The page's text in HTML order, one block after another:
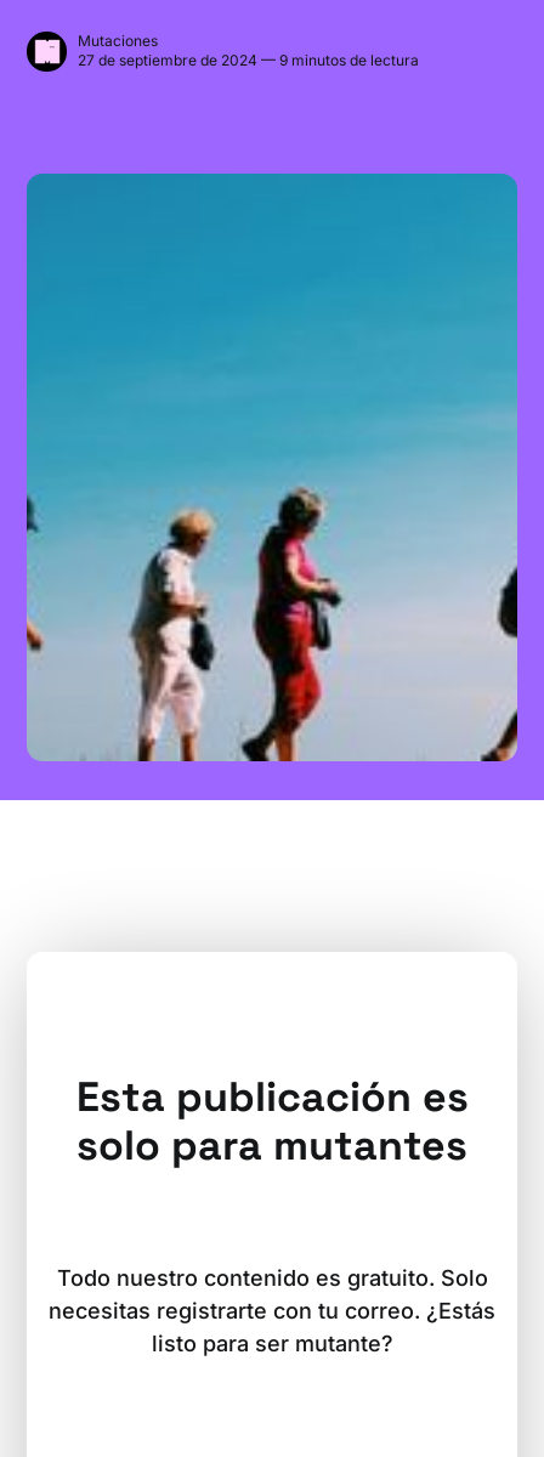
Mutaciones
27 de septiembre de 2024 — 9 minutos de lectura
Esta publicación es
solo para mutantes
Todo nuestro contenido es gratuito. Solo
necesitas registrarte con tu correo. ¿Estás
listo para ser mutante?